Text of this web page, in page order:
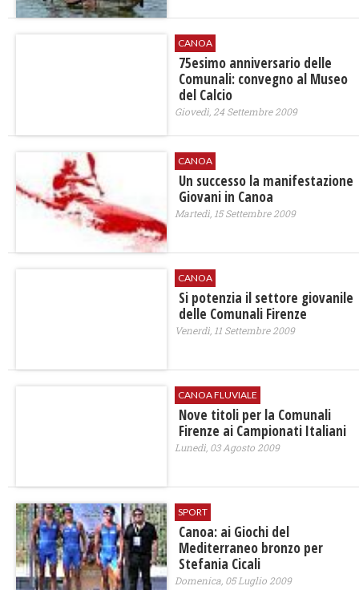
CANOA
75esimo anniversario delle
Comunali: convegno al Museo
del Calcio
Giovedì, 24 Settembre 2009
CANOA
Un successo la manifestazione
Giovani in Canoa
Martedì, 15 Settembre 2009
CANOA
Si potenzia il settore giovanile
delle Comunali Firenze
Venerdì, 11 Settembre 2009
CANOA FLUVIALE
Nove titoli per la Comunali
Firenze ai Campionati Italiani
Lunedì, 03 Agosto 2009
SPORT
Canoa: ai Giochi del
Mediterraneo bronzo per
Stefania Cicali
Domenica, 05 Luglio 2009